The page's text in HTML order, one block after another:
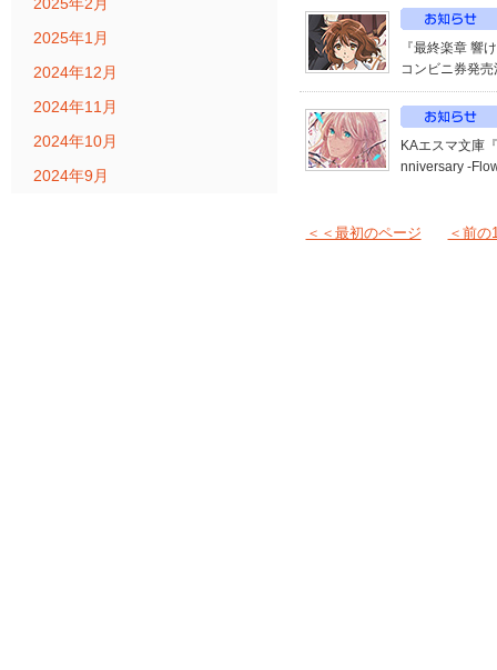
2025年1月
2024年12月
2024年11月
2024年10月
2024年9月
『最終楽章 響
コンビニ券発売
KAエスマ文庫
nniversary -
＜＜最初のページ ＜前の